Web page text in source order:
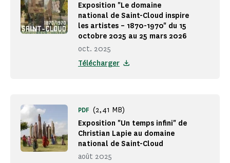
Exposition "Le domaine
national de Saint-Cloud inspire
les artistes – 1870-1970" du 15
octobre 2025 au 25 mars 2026
oct. 2025
Télécharger
Exposition "Un temps infini" de
Christian Lapie au domaine
national de Saint-Cloud
août 2025
PDF (2,41 MB)